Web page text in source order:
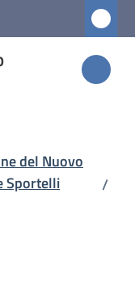
del Nuovo
Sportelli
/